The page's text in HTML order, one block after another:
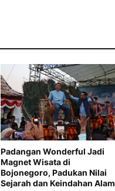
Padangan Wonderful Jadi
Magnet Wisata di
Bojonegoro, Padukan Nilai
Sejarah dan Keindahan Alam